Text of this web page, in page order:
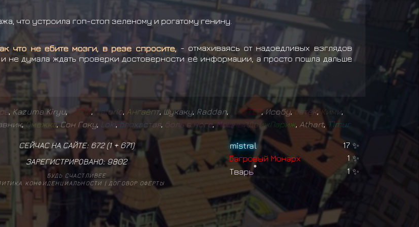
что устроила гоп-стоп зеленому и рогатому генину.
что не ебите мозги, в резе спросите, - отмахиваясь от надоедливых взглядов
не думала ждать проверки достоверности её информации, а просто пошла дальше
ь Kazuma Kiryu, DEFIX, V elurio Ангаёпт, Шукаку, Raddan OSTER,Исобу,Батёк,Кими
,Омежка, Сон Гоку, L oki, Блохастая, боль в ноге,МощныйДвижПариж, Athart, Timur
СЕЙЧАС НА САЙТЕ: 672 (1+ 671)
ЗАРЕГИСТРИРОВАНО:9802
БУДЬ СЧАСТЛИВЕЕ
КОНФИДЕНЦИАЛЬНОСТИ | ДОГОВОР ОФЕРТЫ
mistral 17 ✨
Багровый Монарх 1 ✨
Тварь 1✨